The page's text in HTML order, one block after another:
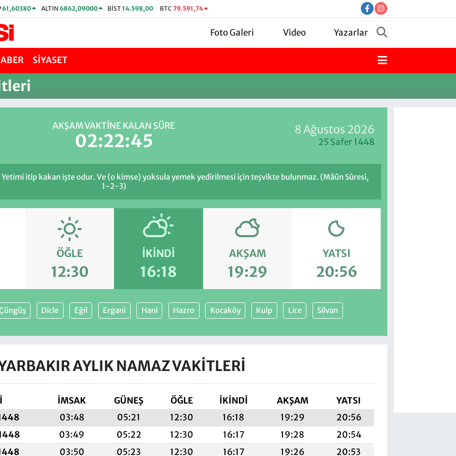
61,60380 ALTIN 6862,09000 BİST14.598,00 BTC 79.591,74
Foto Galeri Video Yazarlar
SİYASET
AKŞAM VAKTİNE KALAN SÜRE
02:22:45
8 Ağustos 2026
25 Safer 1448
itip kakan işte odur. Ve (o kimse) yoksula yemek yedirilmesi için teşvikte bulunmaz. (Mâûn Sûresi,
1-2-3)
ÖĞLE
12:30
İKINDI
16:18
AKŞAM
19:29
YATSI
20:56
Dicle Eğil Ergani Hani Hazro Kocaköy Kulp Lice Silvan
AYLIK NAMAZ VAKITLERI
İMSAK GÜNEŞ ÖĞLE İKINDI AKŞAM
YATSI
03:48 05:21 12:30 16:18 19:29
20:56
03:49 05:22 12:30 16:17 19:28
20:54
03:50 05:23 12:30 16:17 19:26 20:53